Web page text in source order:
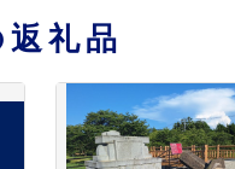
礼品